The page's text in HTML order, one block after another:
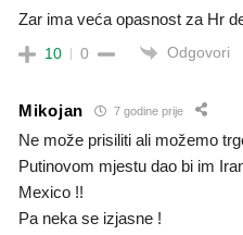
Zar ima veća opasnost za Hr
10 0 Odgovori
Mikojan 7 godine prije
Ne može prisiliti ali možemo
Putinovom mjestu dao bi im
Mexico !!
Pa neka se izjasne !